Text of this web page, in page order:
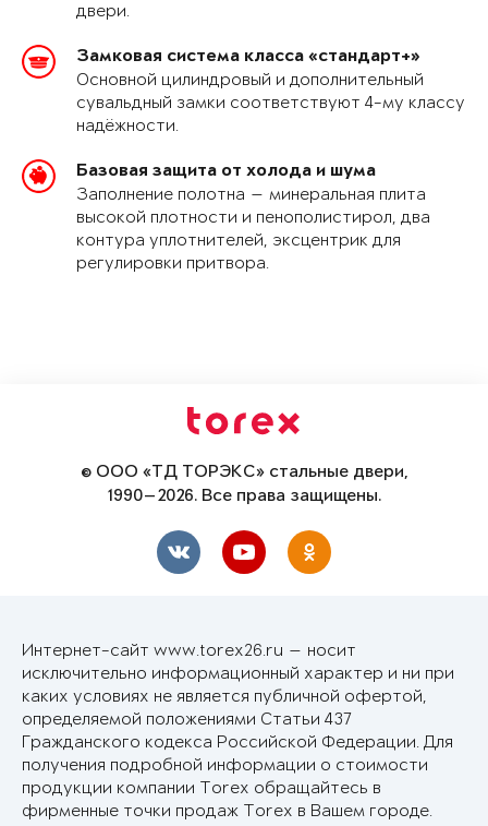
двери.
Замковая система класса «стандарт+»
Основной цилиндровый и дополнительный
сувальдный замки соответствуют 4-му классу
надёжности.
Базовая защита от холода и шума
Заполнение полотна — минеральная плита
высокой плотности и пенополистирол, два
контура уплотнителей, эксцентрик для
регулировки притвора.
© ООО «ТД ТОРЭКС» стальные двери,
1990—2026. Все права защищены.
Интернет-сайт www.torex26.ru — носит
исключительно информационный характер и ни при
каких условиях не является публичной офертой,
определяемой положениями Статьи 437
Гражданского кодекса Российской Федерации. Для
получения подробной информации о стоимости
продукции компании Torex обращайтесь в
фирменные точки продаж Torex в Вашем городе.